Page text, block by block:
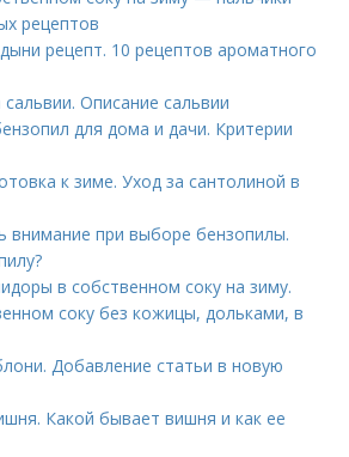
рецептов
рецепт. 10 рецептов ароматного
Описание сальвии
для дома и дачи. Критерии
к зиме. Уход за сантолиной в
внимание при выборе бензопилы.
в собственном соку на зиму.
соку без кожицы, дольками, в
Добавление статьи в новую
Какой бывает вишня и как ее